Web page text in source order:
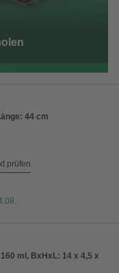
44 cm
prüfen
ml, BxHxL: 14 x 4,5 x